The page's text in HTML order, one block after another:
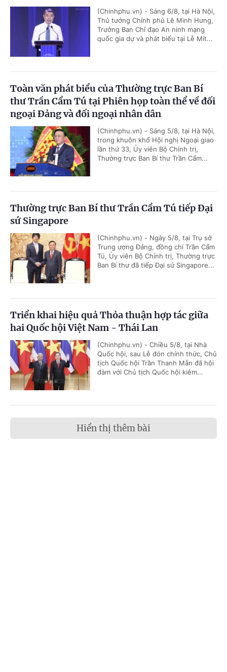
(Chinhphu.vn) - Sáng 6/8, tại Hà Nội,
Thủ tướng Chính phủ Lê Minh Hưng,
Trưởng Ban Chỉ đạo An ninh mạng
quốc gia dự và phát biểu tại Lễ Mít...
Toàn văn phát biểu của Thường trực Ban Bí
thư Trần Cẩm Tú tại Phiên họp toàn thể về đối
ngoại Đảng và đối ngoại nhân dân
(Chinhphu.vn) - Sáng 5/8, tại Hà Nội,
trong khuôn khổ Hội nghị Ngoại giao
lần thứ 33, Ủy viên Bộ Chính trị,
Thường trực Ban Bí thư Trần Cẩm...
Thường trực Ban Bí thư Trần Cẩm Tú tiếp Đại
sứ Singapore
(Chinhphu.vn) - Ngày 5/8, tại Trụ sở
Trung ương Đảng, đồng chí Trần Cẩm
Tú, Ủy viên Bộ Chính trị, Thường trực
Ban Bí thư đã tiếp Đại sứ Singapore...
Triển khai hiệu quả Thỏa thuận hợp tác giữa
hai Quốc hội Việt Nam - Thái Lan
(Chinhphu.vn) - Chiều 5/8, tại Nhà
Quốc hội, sau Lễ đón chính thức, Chủ
tịch Quốc hội Trần Thanh Mẫn đã hội
đàm với Chủ tịch Quốc hội kiêm...
Hiển thị thêm bài